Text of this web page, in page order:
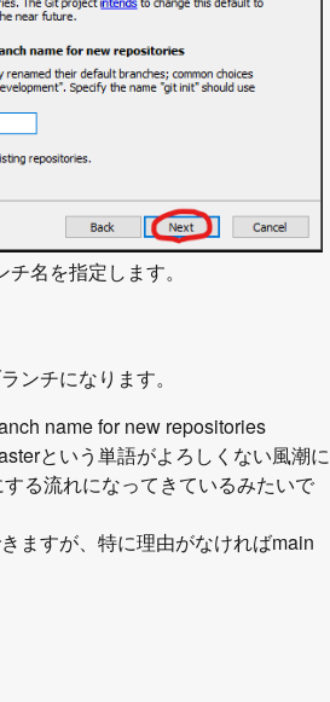
名を指定します。
ンチになります。
name for new repositories
という単語がよろしくない風潮に
る流れになってきているみたいで
ますが、特に理由がなければmain